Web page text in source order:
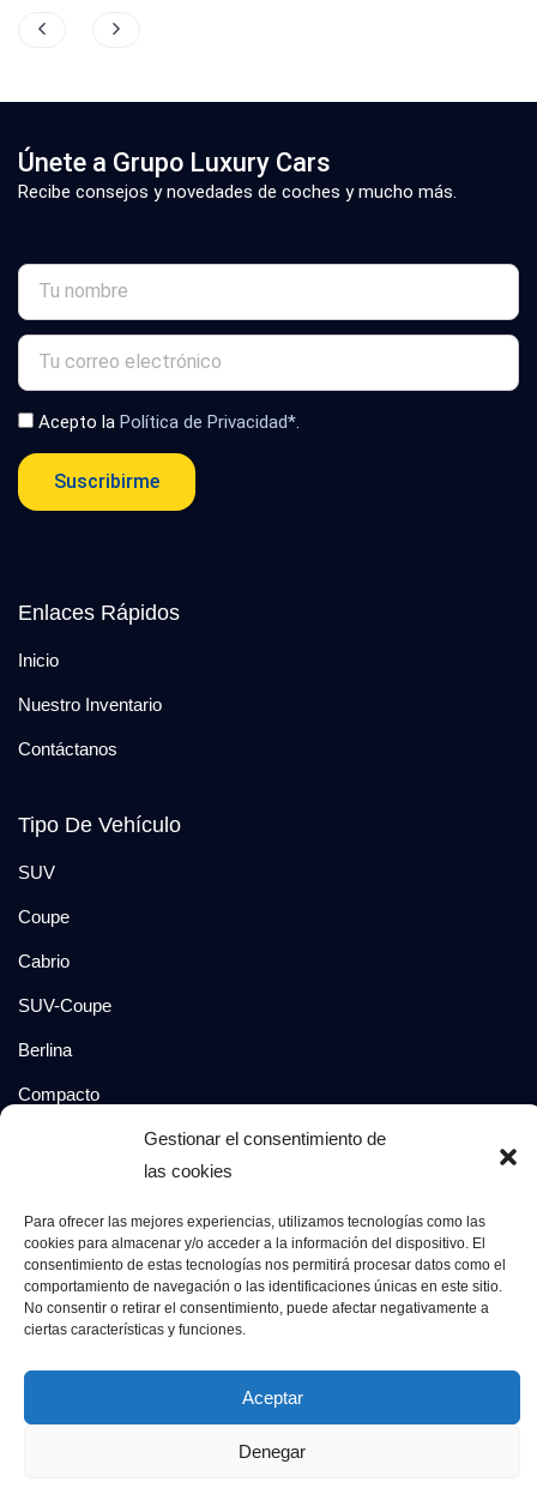
Gestionar el consentimiento de
las cookies
Para ofrecer las mejores experiencias, utilizamos tecnologías como las
cookies para almacenar y/o acceder a la información del dispositivo. El
consentimiento de estas tecnologías nos permitirá procesar datos como el
comportamiento de navegación o las identificaciones únicas en este sitio.
No consentir o retirar el consentimiento, puede afectar negativamente a
ciertas características y funciones.
Aceptar
Denegar
Únete a Grupo Luxury Cars
Recibe consejos y novedades de coches y mucho más.
Acepto la Política de Privacidad*
Suscribirme
Enlaces Rápidos
Inicio
Nuestro Inventario
Contáctanos
Tipo De Vehículo
SUV
Coupe
Cabrio
SUV-Coupe
Berlina
Compacto
© 2026 Grupo Luxury Cars. Todos los derechos
reservados.